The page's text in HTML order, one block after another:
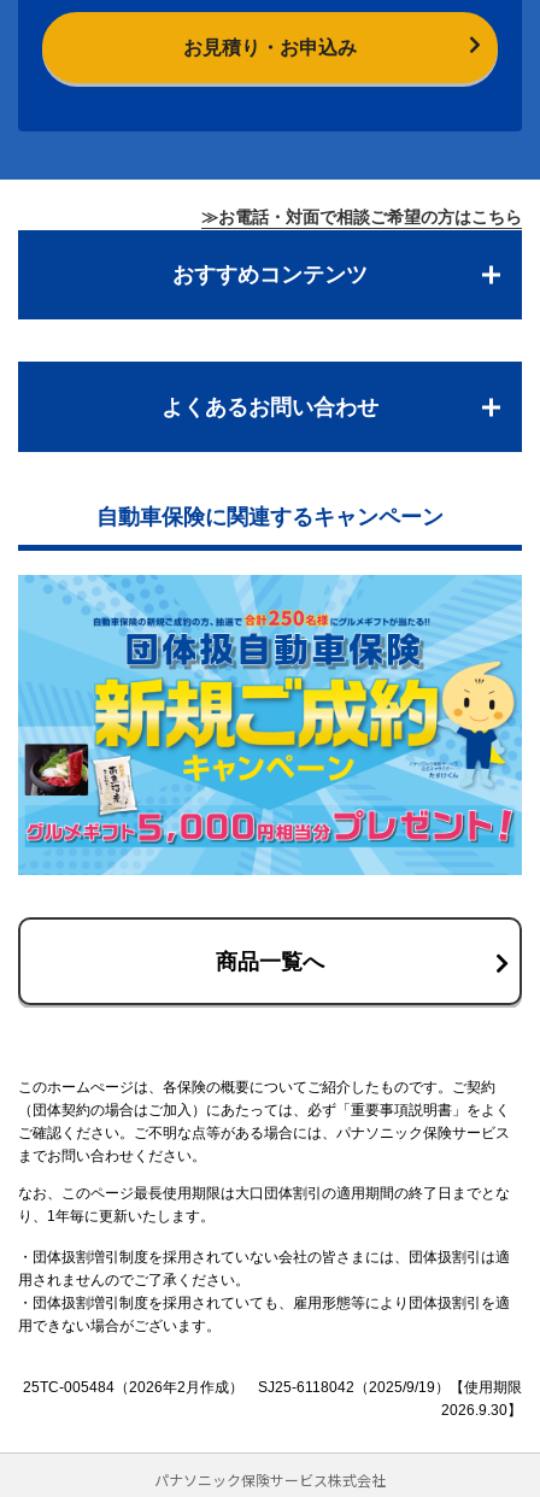
お見積り・お申込み
≫お電話・対面で相談ご希望の方はこちら
おすすめコンテンツ
よくあるお問い合わせ
自動車保険に関連するキャンペーン
商品一覧へ
このホームぺージは、各保険の概要についてご紹介したものです。ご契約
（団体契約の場合はご加入）にあたっては、必ず「重要事項説明書」をよく
ご確認ください。ご不明な点等がある場合には、パナソニック保険サービス
までお問い合わせください。
なお、このページ最長使用期限は大口団体割引の適用期間の終了日までとな
り、1年毎に更新いたします。
・団体扱割増引制度を採用されていない会社の皆さまには、団体扱割引は適
用されませんのでご了承ください。
・団体扱割増引制度を採用されていても、雇用形態等により団体扱割引を適
用できない場合がございます。
25TC-005484（2026年2月作成） SJ25-6118042（2025/9/19）【使用期限
2026.9.30】
パナソニック保険サービス株式会社